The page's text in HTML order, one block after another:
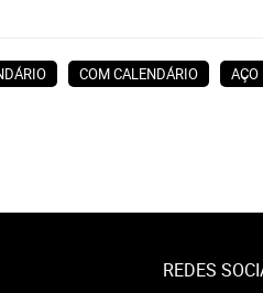
COM CALENDÁRIO
AÇO
REDES